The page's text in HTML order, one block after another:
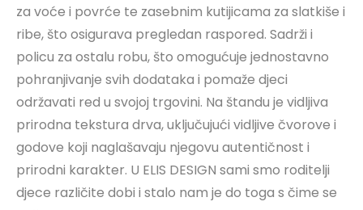
za voće i povrće te zasebnim kutijicama za slatkiše i
ribe, što osigurava pregledan raspored. Sadrži i
policu za ostalu robu, što omogućuje jednostavno
pohranjivanje svih dodataka i pomaže djeci
održavati red u svojoj trgovini. Na štandu je vidljiva
prirodna tekstura drva, uključujući vidljive čvorove i
godove koji naglašavaju njegovu autentičnost i
prirodni karakter. U ELIS DESIGN sami smo roditelji
djece različite dobi i stalo nam je do toga s čime se